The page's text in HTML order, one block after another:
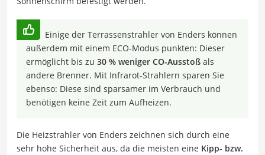
Einige der Terrassenstrahler von Enders können
außerdem mit einem ECO-Modus punkten: Dieser
ermöglicht bis zu 30 % weniger CO-Ausstoß als
andere Brenner. Mit Infrarot-Strahlern sparen Sie
ebenso: Diese sind sparsamer im Verbrauch und
benötigen keine Zeit zum Aufheizen.
Die Heizstrahler von Enders zeichnen sich durch eine
sehr hohe Sicherheit aus, da die meisten eine Kipp- bzw.